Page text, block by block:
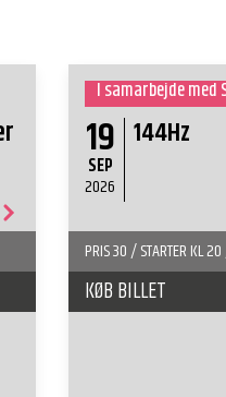
19
SEP
2026
144Hz
PRIS 30 / STARTER KL
KØB BILLET